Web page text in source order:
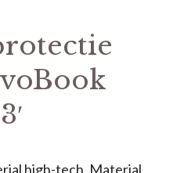
high-tech. Material